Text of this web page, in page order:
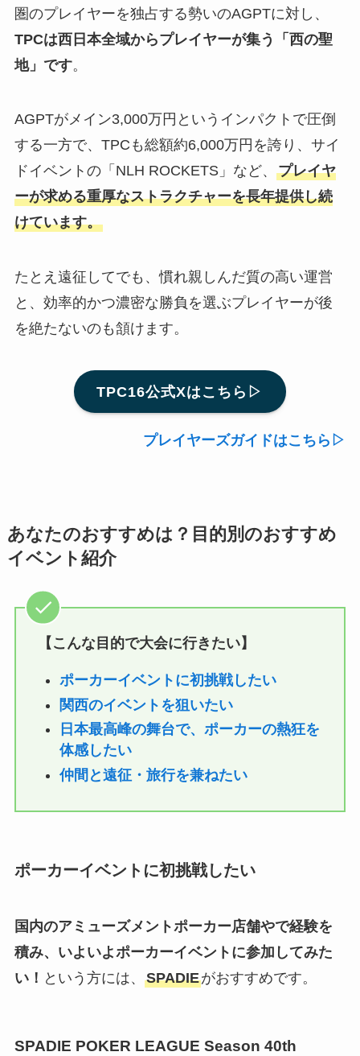
圏のプレイヤーを独占する勢いのAGPTに対し、
TPCは西日本全域からプレイヤーが集う「西の聖
地」です。
AGPTがメイン3,000万円というインパクトで圧倒
する一方で、TPCも総額約6,000万円を誇り、サイ
ドイベントの「NLH ROCKETS」など、 プレイヤ
ーが求める重厚なストラクチャーを長年提供し続
けています。
たとえ遠征してでも、慣れ親しんだ質の高い運営
と、効率的かつ濃密な勝負を選ぶプレイヤーが後
を絶たないのも頷けます。
TPC16公式Xはこちら▷
プレイヤーズガイドはこちら▷
あなたのおすすめは？目的別のおすすめ
イベント紹介
【こんな目的で大会に行きたい】
ポーカーイベントに初挑戦したい
関西のイベントを狙いたい
日本最高峰の舞台で、ポーカーの熱狂を
体感したい
仲間と遠征・旅行を兼ねたい
ポーカーイベントに初挑戦したい
国内のアミューズメントポーカー店舗やで経験を
積み、いよいよポーカーイベントに参加してみた
い！ という方には、 SPADIEがおすすめです。
SPADIE POKER LEAGUE Season 40th